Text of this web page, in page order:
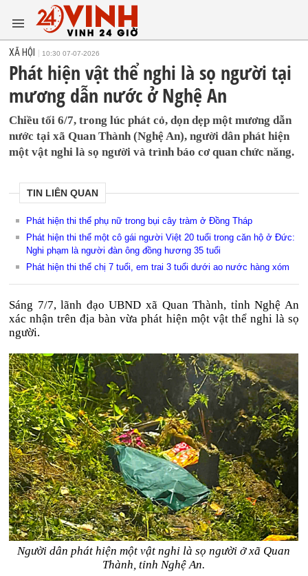
XÃ HỘI 10:30 07-07-2026
Phát hiện vật thể nghi là sọ người tại
mương dẫn nước ở Nghệ An
Chiều tối 6/7, trong lúc phát cỏ, dọn dẹp một mương dẫn
nước tại xã Quan Thành (Nghệ An), người dân phát hiện
một vật nghi là sọ người và trình báo cơ quan chức năng.
TIN LIÊN QUAN
Phát hiện thi thể phụ nữ trong bụi cây tràm ở Đồng Tháp
Phát hiện thi thể một cô gái người Việt 20 tuổi trong căn hộ ở Đức:
Nghi phạm là người đàn ông đồng hương 35 tuổi
Phát hiện thi thể chị 7 tuổi, em trai 3 tuổi dưới ao nước hàng xóm
Sáng 7/7, lãnh đạo UBND xã Quan Thành, tỉnh Nghệ An
xác nhận trên địa bàn vừa phát hiện một vật thể nghi là sọ
người.
Người dân phát hiện một vật nghi là sọ người ở xã Quan
Thành, tỉnh Nghệ An.